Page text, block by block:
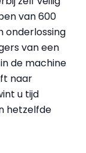
van 600
onderlossing
van een
de machine
naar
u tijd
hetzelfde